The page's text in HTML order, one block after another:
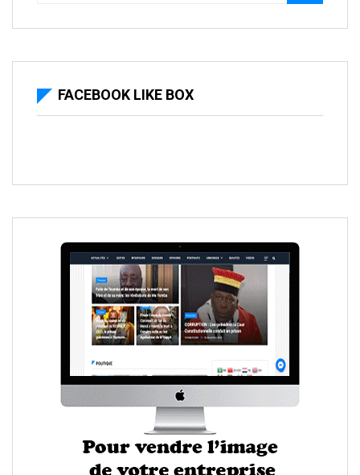
FACEBOOK LIKE BOX